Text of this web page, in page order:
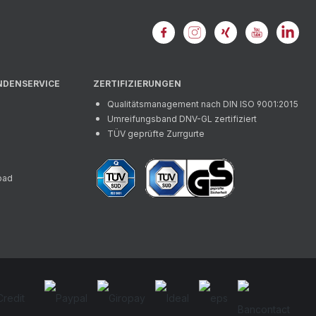
ZERTIFIZIERUNGEN
Qualitätsmanagement nach DIN ISO 9001:2015
Umreifungsband DNV-GL zertifiziert
TÜV geprüfte Zurrgurte